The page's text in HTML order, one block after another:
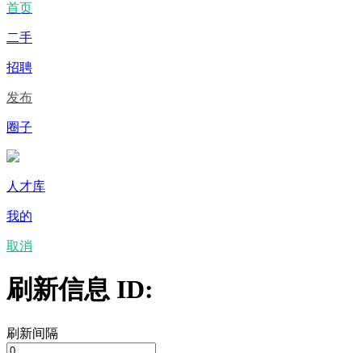
首页
二手
招聘
发布
圈子
人才库
我的
取消
刷新信息 ID:
刷新间隔